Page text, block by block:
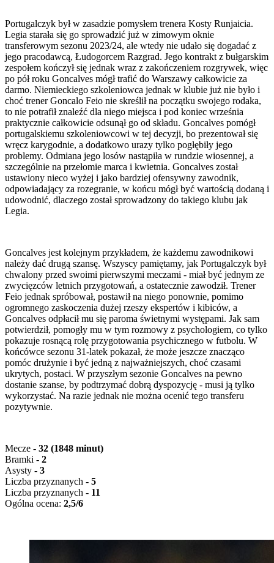
Portugalczyk był w zasadzie pomysłem trenera Kosty Runjaicia.
Legia starała się go sprowadzić już w zimowym oknie
transferowym sezonu 2023/24, ale wtedy nie udało się dogadać z
jego pracodawcą, Łudogorcem Razgrad. Jego kontrakt z bułgarskim
zespołem kończył się jednak wraz z zakończeniem rozgrywek, więc
po pół roku Goncalves mógł trafić do Warszawy całkowicie za
darmo. Niemieckiego szkoleniowca jednak w klubie już nie było i
choć trener Goncalo Feio nie skreślił na początku swojego rodaka,
to nie potrafił znaleźć dla niego miejsca i pod koniec września
praktycznie całkowicie odsunął go od składu. Goncalves pomógł
portugalskiemu szkoleniowcowi w tej decyzji, bo prezentował się
wręcz karygodnie, a dodatkowo urazy tylko pogłębiły jego
problemy. Odmiana jego losów nastąpiła w rundzie wiosennej, a
szczególnie na przełomie marca i kwietnia. Goncalves został
ustawiony nieco wyżej i jako bardziej ofensywny zawodnik,
odpowiadający za rozegranie, w końcu mógł być wartością dodaną i
udowodnić, dlaczego został sprowadzony do takiego klubu jak
Legia.
Goncalves jest kolejnym przykładem, że każdemu zawodnikowi
należy dać drugą szansę. Wszyscy pamiętamy, jak Portugalczyk był
chwalony przed swoimi pierwszymi meczami - miał być jednym ze
zwycięzców letnich przygotowań, a ostatecznie zawodził. Trener
Feio jednak spróbował, postawił na niego ponownie, pomimo
ogromnego zaskoczenia dużej rzeszy ekspertów i kibiców, a
Goncalves odpłacił mu się paroma świetnymi występami. Jak sam
potwierdził, pomogły mu w tym rozmowy z psychologiem, co tylko
pokazuje rosnącą rolę przygotowania psychicznego w futbolu. W
końcówce sezonu 31-latek pokazał, że może jeszcze znacząco
pomóc drużynie i być jedną z najważniejszych, choć czasami
ukrytych, postaci. W przyszłym sezonie Goncalves na pewno
dostanie szanse, by podtrzymać dobrą dyspozycję - musi ją tylko
wykorzystać. Na razie jednak nie można ocenić tego transferu
pozytywnie.
Mecze - 32 (1848 minut)
Bramki - 2
Asysty - 3
Liczba przyznanych - 5
Liczba przyznanych - 11
Ogólna ocena: 2,5/6